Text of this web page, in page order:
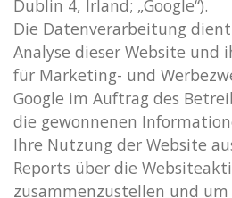
Dublin 4, Irland; „Google“).
Die Datenverarbeitung
Analyse dieser Website und
für Marketing- und
Google im Auftrag des
die gewonnenen
Ihre Nutzung der Website
Reports über die
zusammenzustellen und